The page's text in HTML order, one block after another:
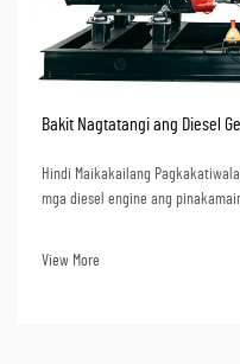
Bakit Nagtatangi ang Diesel
Hindi Maikakailang
mga diesel engine ang
View More